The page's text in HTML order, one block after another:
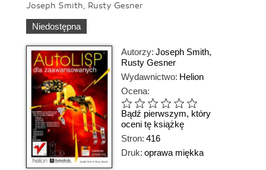
Joseph Smith, Rusty Gesner
Niedostępna
Autorzy: Joseph Smith,
Rusty Gesner
Wydawnictwo: Helion
Ocena:
Bądź pierwszym, który
oceni tę książkę
Stron: 416
Druk: oprawa miękka